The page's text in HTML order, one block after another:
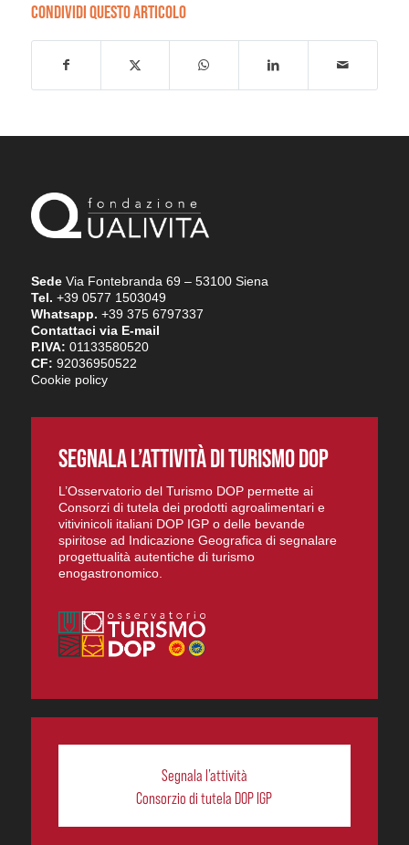
CONDIVIDI QUESTO ARTICOLO
SedeVia Fontebranda 69 – 53100 Siena
Tel. +39 0577 1503049
Whatsapp. +39 375 6797337
Contattaci via E-mail
P.IVA: 01133580520
CF: 92036950522
Cookie policy
SEGNALA L’ATTIVITÀ DI TURISMO DOP
L’Osservatorio del Turismo DOP permette ai
Consorzi di tutela dei prodotti agroalimentari e
vitivinicoli italiani DOP IGP o delle bevande
spiritose ad Indicazione Geografica di segnalare
progettualità autentiche di turismo
enogastronomico.
Segnala l’attività
Consorzio di tutela DOP IGP